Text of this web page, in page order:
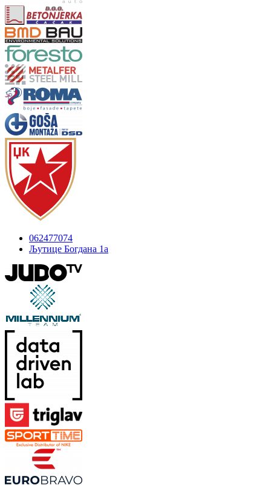
062477074
Љутице Богдана 1а